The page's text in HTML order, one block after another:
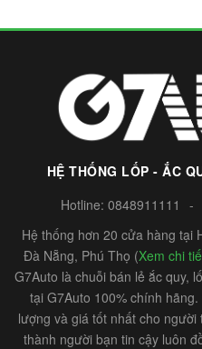
HỆ THỐNG LỐP - ẮC
Hotline: 0848911111 -
Hệ thống hơn 20 cửa hàng tại
Đà Nẵng, Phú Thọ (Xem chi
G7Auto là chuỗi bán lẻ ắc quy,
tại G7Auto 100% chính
lượng và giá tốt nhất cho người
thành người bạn tin cậy luôn